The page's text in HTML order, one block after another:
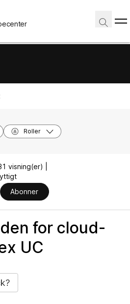
Roller
visning(er) |
Abonner
for cloud-
UC